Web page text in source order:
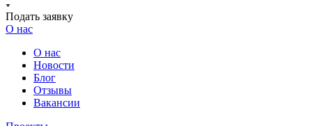
Подать заявку
О нас
О нас
Новости
Блог
Отзывы
Вакансии